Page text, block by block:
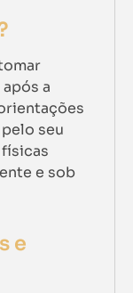
a
seu
e sob
e